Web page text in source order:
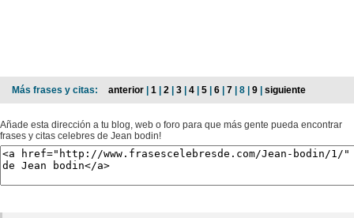
Más frases y citas: anterior | 1 | 2 | 3 | 4 | 5 | 6 | 7 | 8 | 9 | siguiente
Añade esta dirección a tu blog, web o foro para que más gente pueda encontrar
frases y citas celebres de Jean bodin!